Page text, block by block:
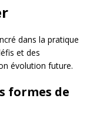
dans la pratique
et des
évolution future.
formes de